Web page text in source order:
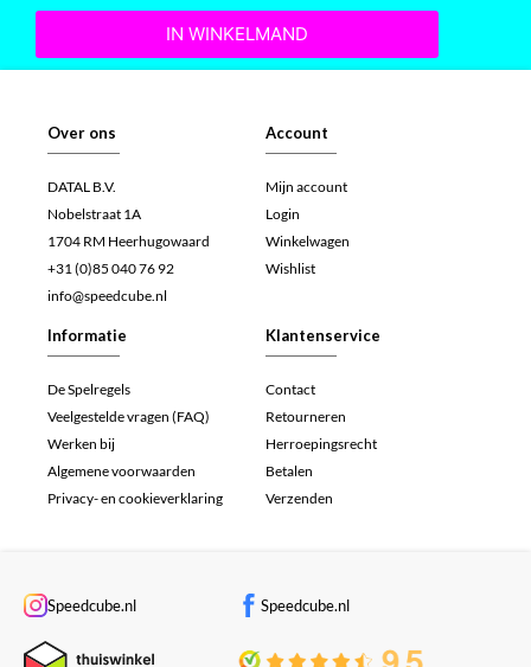
IN WINKELMAND
Over ons
DATAL B.V.
Nobelstraat 1A
1704 RM Heerhugowaard
+31 (0)85 040 76 92
info@speedcube.nl
Account
Mijn account
Login
Winkelwagen
Wishlist
Informatie
De Spelregels
Veelgestelde vragen (FAQ)
Werken bij
Algemene voorwaarden
Privacy- en cookieverklaring
Klantenservice
Contact
Retourneren
Herroepingsrecht
Betalen
Verzenden
Speedcube.nl Speedcube.nl